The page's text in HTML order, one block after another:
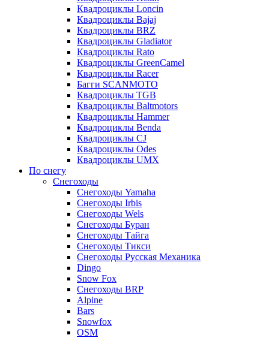
Квадроциклы Loncin
Квадроциклы Bajaj
Квадроциклы BRZ
Квадроциклы Gladiator
Квадроциклы Rato
Квадроциклы GreenCamel
Квадроциклы Racer
Багги SCANMOTO
Квадроциклы TGB
Квадроциклы Baltmotors
Квадроциклы Hammer
Квадроциклы Benda
Квадроциклы CJ
Квадроциклы Odes
Квадроциклы UMX
По снегу
Снегоходы
Снегоходы Yamaha
Снегоходы Irbis
Снегоходы Wels
Снегоходы Буран
Снегоходы Тайга
Снегоходы Тикси
Снегоходы Русская Механика
Dingo
Snow Fox
Снегоходы BRP
Alpine
Bars
Snowfox
OSM